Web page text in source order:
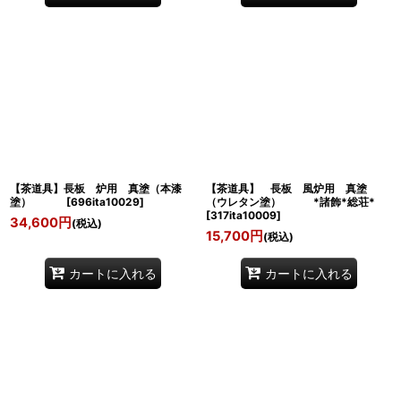
【茶道具】長板 炉用 真塗（本漆
塗）
[696ita10029]
34,600円 (税込)
カートに入れる
【茶道具】 長板 風炉用 真塗
（ウレタン塗） *諸飾*総荘*
[317ita10009]
15,700円 (税込)
カートに入れる